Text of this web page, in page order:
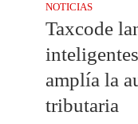
NOTICIAS
Taxcode
amplía la
tributaria